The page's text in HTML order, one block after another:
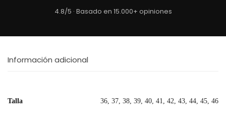
4.8/5 · Basado en 15.000+ opiniones
Información adicional
Talla 36, 37, 38, 39, 40, 41, 42, 43, 44, 45, 46